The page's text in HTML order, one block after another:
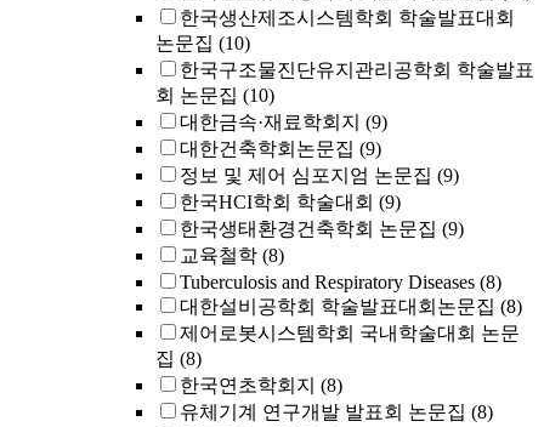
한국생산제조시스템학회 학술발표대회
논문집 (10)
한국구조물진단유지관리공학회 학술발표
회 논문집 (10)
대한금속·재료학회지 (9)
대한건축학회논문집 (9)
정보 및 제어 심포지엄 논문집 (9)
한국HCI학회 학술대회 (9)
한국생태환경건축학회 논문집 (9)
교육철학 (8)
Tuberculosis and Respiratory Diseases (8)
대한설비공학회 학술발표대회논문집 (8)
제어로봇시스템학회 국내학술대회 논문
집 (8)
한국연초학회지 (8)
유체기계 연구개발 발표회 논문집 (8)